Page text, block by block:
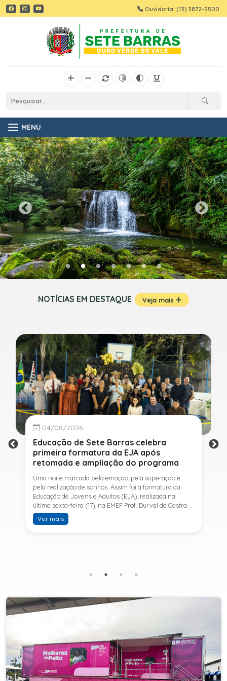
Ouvidoria: (13) 3872-5500
MENU
NOTÍCIAS EM DESTAQUE Veja mais
04/08/2026
Educação de Sete Barras celebra
primeira formatura da EJA após
retomada e ampliação do programa
Uma noite marcada pela emoção, pela superação e
pela realização de sonhos. Assim foi a formatura da
Educação de Jovens e Adultos (EJA), realizada na
última sexta-feira (17), na EMEF Prof. Durval de Castro. A
cerimônia celebrou a conclusão dos estudos de 53
alunos e entrou para a história ao marcar a primeira
SESI, ampliando o acesso à educação e oferecendo uma
retomar os estudos.A última turma da Educação de
Jovens e Adultos formada pelo município foi em 2016,
oferecida em Sete Barras e, a partir de agosto de 2025,
passou por uma importante ampliação. Em parceria
com o SESI, a Prefeitura passou a disponibilizar também
o Ensino Fundamental II (6º ao 9º ano) e o Ensino
Médio, ampliando significativamente as oportunidades
para que jovens e adultos concluam sua formação.A
Ver mais